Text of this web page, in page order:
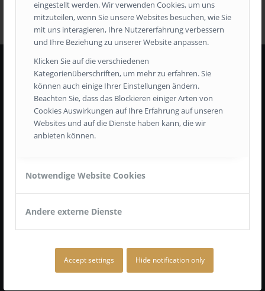
eingestellt werden. Wir verwenden Cookies, um uns
mitzuteilen, wenn Sie unsere Websites besuchen, wie Sie
mit uns interagieren, Ihre Nutzererfahrung verbessern
und Ihre Beziehung zu unserer Website anpassen.
Klicken Sie auf die verschiedenen
Kategorienüberschriften, um mehr zu erfahren. Sie
können auch einige Ihrer Einstellungen ändern.
Beachten Sie, dass das Blockieren einiger Arten von
Cookies Auswirkungen auf Ihre Erfahrung auf unseren
Websites und auf die Dienste haben kann, die wir
anbieten können.
Notwendige Website Cookies
Andere externe Dienste
Accept settings Hide notification only
Emil Rotter oHG • Ahornallee 9 • 14050 Berlin
Tel: +49 30 302 5151
Email: info (at) emil-rotter.de
Wir behalten uns vor, Produkte aus den Kollektionen unserer
Premium-Lieferanten, die in Europa – z.B. aus marken- oder
auszuliefern.